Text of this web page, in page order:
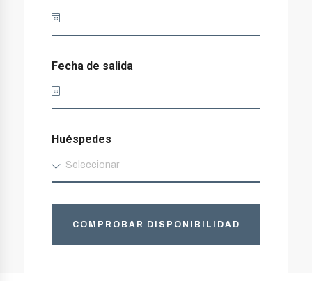
Fecha de salida
Huéspedes
Seleccionar
COMPROBAR DISPONIBILIDAD